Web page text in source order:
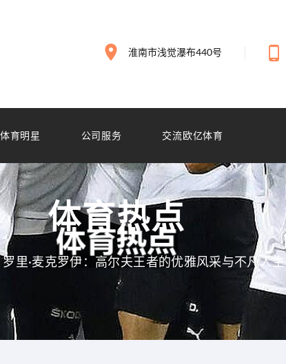
淮南市浅觉瀑布440号
体育明星 公司服务 交流欧亿体育
体育热点
罗里·麦克罗伊：高尔夫王者的优雅风采与不凡人生